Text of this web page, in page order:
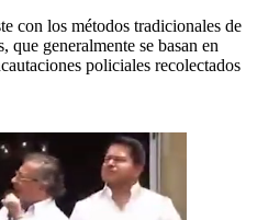
con los métodos tradicionales de
generalmente se basan en
policiales recolectados